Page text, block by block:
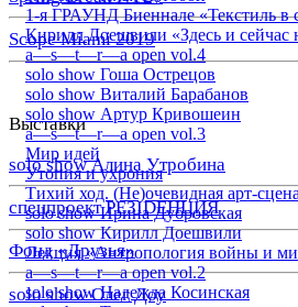
Scope Miami 2019
Выставки
solo show Алина Утробина
спецпроект РЕЗIDЕНЦИЯ
Фонд «Друзья»
solo show Олег Доу
1-я ГРАУНД Биеннале «Текстиль в
Кирилл Доешвили «Здесь и сейчас
a—s—t—r—a open vol.4
solo show Гоша Острецов
solo show Виталий Барабанов
solo show Артур Кривошеин
a—s—t—r—a open vol.3
Мир идей
Утопия и ухрония
Тихий ход. (Не)очевидная арт-
solo show Ирина Дубровская
solo show Кирилл Доешвили
Лекция «Антропология войны и
a—s—t—r—a open vol.2
solo show Надежда Косинская